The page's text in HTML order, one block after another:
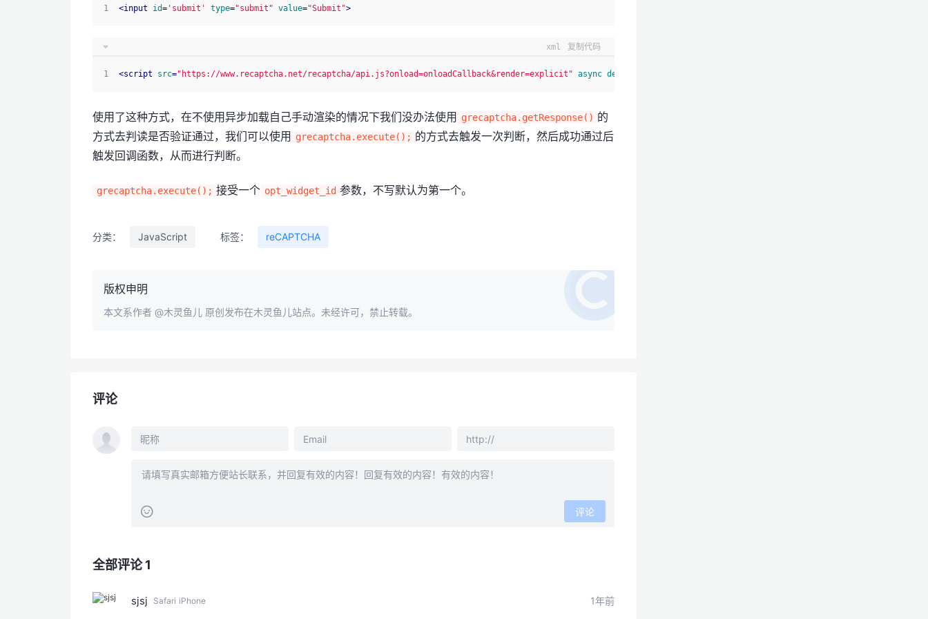
<input id= 'submit' type="submit" value="Submit">
xml 复制代码
<script src="https://www.recaptcha.net/recaptcha/api.js?onload=onloadCallback&render=explicit" async defer
使用了这种方式，在不使用异步加载自己手动渲染的情况下我们没办法使用 grecaptcha.getResponse() 的
方式去判读是否验证通过，我们可以使用
grecaptcha.execute(); 的方式去触发一次判断，然后成功通过后
触发回调函数，从而进行判断。
grecaptcha.execute(); 接受一个 opt_widget_id 参数，不写默认为第一个。
分类： JavaScript 标签： reCAPTCHA
版权申明
本文系作者 @木灵鱼儿 原创发布在木灵鱼儿站点。未经许可，禁止转载。
评论
评论
全部评论 1
sjsj Safari iPhone
1年前